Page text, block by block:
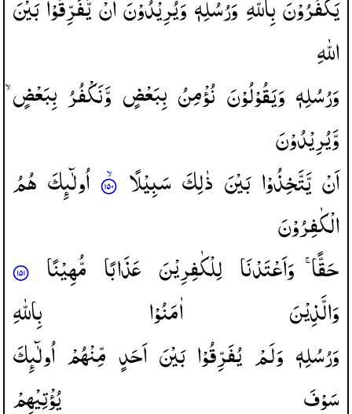
یَكْفُرُوْنَبِاللّٰهِوَرُسُلِهٖوَیُرِیْدُوْنَاَنْیُّفَرِّقُوْابَیْنَ
اللّٰهِ
وَرُسُلِهٖ وَیَقُوْلُوْنَ نُؤْمِنُ بِبَعْضٍ وَّنَكْفُرُ بِبَعْضٍ ۙ
وَّیُرِیْدُوْنَ
اَنْ یَّتَّخِذُوْا بَیْنَ ذٰلِكَ سَبِیْلًا اُولٰٓىِٕكَ هُمُ
الْكٰفِرُوْنَ
حَقًّا ۚ وَاَعْتَدْنَا لِلْكٰفِرِیْنَ عَذَابًا مُّهِیْنًا
وَالَّذِیْنَ
اٰمَنُوْا
بِاللّٰهِ
وَرُسُلِهٖ وَلَمْ یُفَرِّقُوْا بَیْنَ اَحَدٍ مِّنْهُمْ اُولٰٓىِٕكَ
سَوْفَ
یُؤْتِیْهِمْ